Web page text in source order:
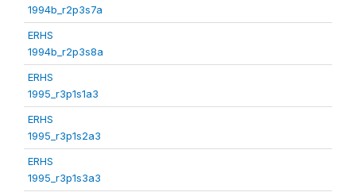
1994b_r2p3s7a
ERHS
1994b_r2p3s8a
ERHS
1995_r3p1s1a3
ERHS
1995_r3p1s2a3
ERHS
1995_r3p1s3a3